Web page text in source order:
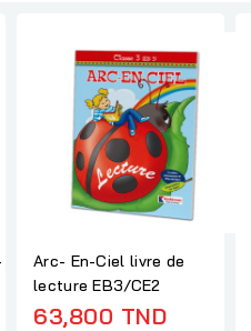
Arc- En-Ciel livre de
lecture EB3/CE2
63,800 TND